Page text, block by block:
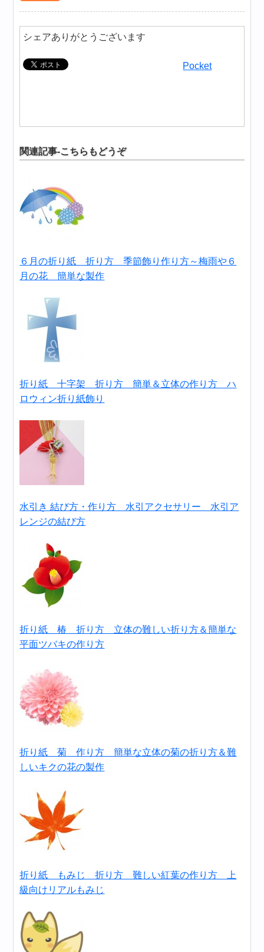
シェアありがとうございます
Pocket
関連記事-こちらもどうぞ
６月の折り紙 折り方 季節飾り作り方～梅雨や６
月の花 簡単な製作
折り紙 十字架 折り方 簡単＆立体の作り方 ハ
ロウィン折り紙飾り
水引き 結び方・作り方 水引アクセサリー 水引ア
レンジの結び方
折り紙 椿 折り方 立体の難しい折り方＆簡単な
平面ツバキの作り方
折り紙 菊 作り方 簡単な立体の菊の折り方＆難
しいキクの花の製作
折り紙 もみじ 折り方 難しい紅葉の作り方 上
級向けリアルもみじ